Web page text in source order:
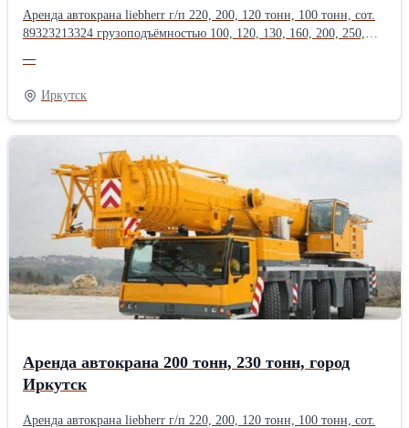
Аренда автокрана liebherr г/п 220, 200, 120 тонн, 100 тонн, сот.
89323213324 грузоподъёмностью 100, 120, 130, 160, 200, 250,
тяжеловесного оборудования в нефтегазовой, энергетической,
химической, металлургической
промышленности.Производитель: Liebherr
—
Иркутск
Аренда автокрана 200 тонн, 230 тонн, город
Иркутск
Аренда автокрана liebherr г/п 220, 200, 120 тонн, 100 тонн, сот.